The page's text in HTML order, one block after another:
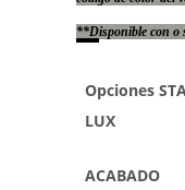
**Disponible con o
Opciones
LUX
ACABADO